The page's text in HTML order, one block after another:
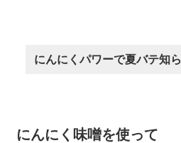
にんにくパワーで夏バテ
にんにく味噌を使って